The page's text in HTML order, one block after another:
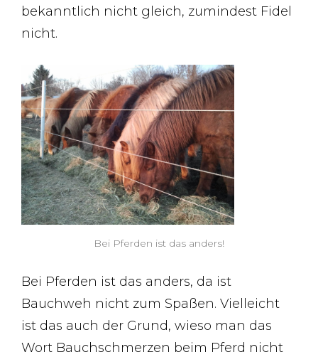
bekanntlich nicht gleich, zumindest Fidel
nicht.
Bei Pferden ist das anders!
Bei Pferden ist das anders, da ist
Bauchweh nicht zum Spaßen. Vielleicht
ist das auch der Grund, wieso man das
Wort Bauchschmerzen beim Pferd nicht